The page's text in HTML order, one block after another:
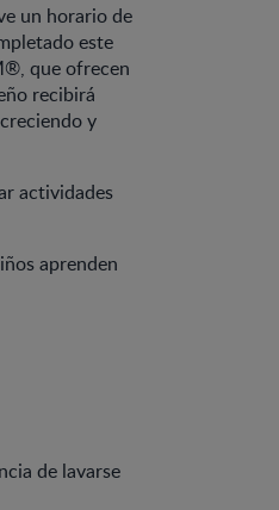
un horario de
este
que ofrecen
recibirá
y
actividades
aprenden
de lavarse